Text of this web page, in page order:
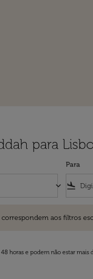
para
keyboard_arrow_down
Para
flight_land
aos filtros
horas e podem não estar